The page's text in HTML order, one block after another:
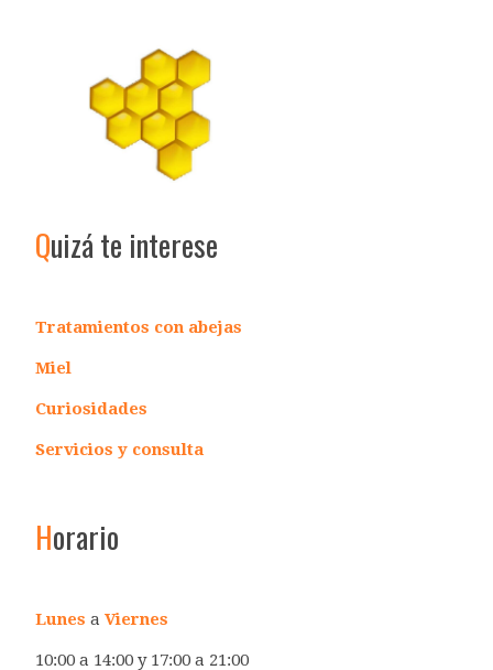
Quizá te interese
Tratamientos con abejas
Miel
Curiosidades
Servicios y consulta
Horario
Lunes a Viernes
10:00 a 14:00 y 17:00 a 21:00